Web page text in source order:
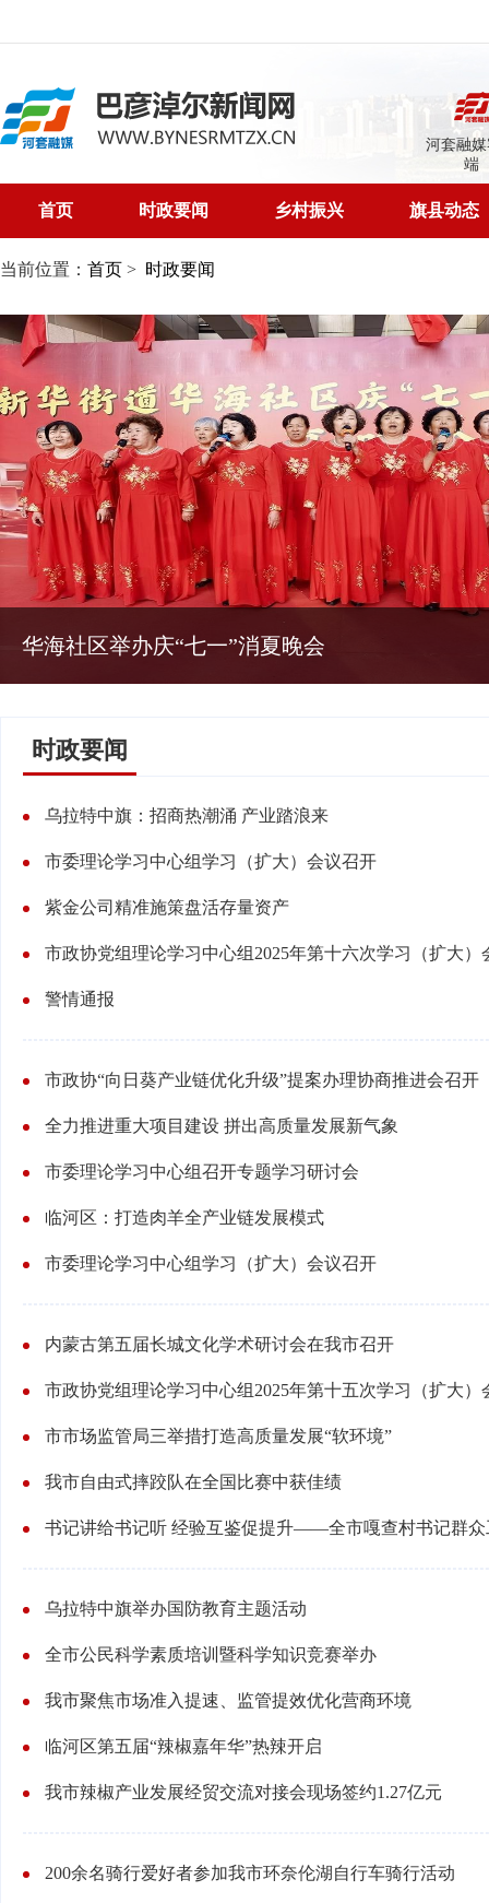
河套融
端
首页 时政要闻 乡村振兴 旗县动态
当前位置： 首页 > 时政要闻
华海社区举办庆“七一”消夏晚会
时政要闻
乌拉特中旗：招商热潮涌 产业踏浪来
市委理论学习中心组学习（扩大）会议召开
紫金公司精准施策盘活存量资产
市政协党组理论学习中心组2025年第十六次学习（扩大）
警情通报
市政协“向日葵产业链优化升级”提案办理协商推进会召开
全力推进重大项目建设 拼出高质量发展新气象
市委理论学习中心组召开专题学习研讨会
临河区：打造肉羊全产业链发展模式
市委理论学习中心组学习（扩大）会议召开
内蒙古第五届长城文化学术研讨会在我市召开
市市场监管局三举措打造高质量发展“软环境”
我市自由式摔跤队在全国比赛中获佳绩
乌拉特中旗举办国防教育主题活动
全市公民科学素质培训暨科学知识竞赛举办
我市聚焦市场准入提速、监管提效优化营商环境
临河区第五届“辣椒嘉年华”热辣开启
我市辣椒产业发展经贸交流对接会现场签约1.27亿元
200余名骑行爱好者参加我市环奈伦湖自行车骑行活动